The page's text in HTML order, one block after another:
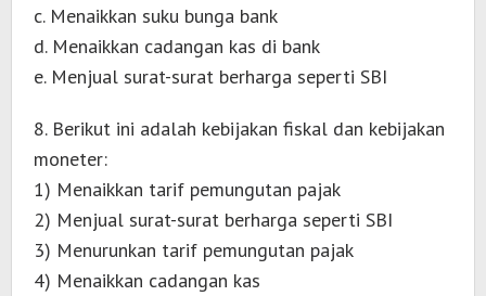
c. Menaikkan suku bunga bank
d. Menaikkan cadangan kas di bank
e. Menjual surat-surat berharga seperti SBI
8. Berikut ini adalah kebijakan fiskal dan kebijakan
moneter:
1) Menaikkan tarif pemungutan pajak
2) Menjual surat-surat berharga seperti SBI
3) Menurunkan tarif pemungutan pajak
4) Menaikkan cadangan kas